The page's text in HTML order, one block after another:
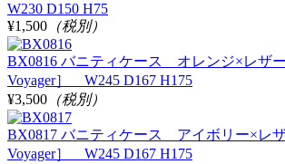
W230 D150 H75
¥1,500 （税別）
BX0816 バニティケース オレンジ×レザ
Voyager］ W245 D167 H175
¥3,500 （税別）
BX0817 バニティケース アイボリー×レ
Voyager］ W245 D167 H175